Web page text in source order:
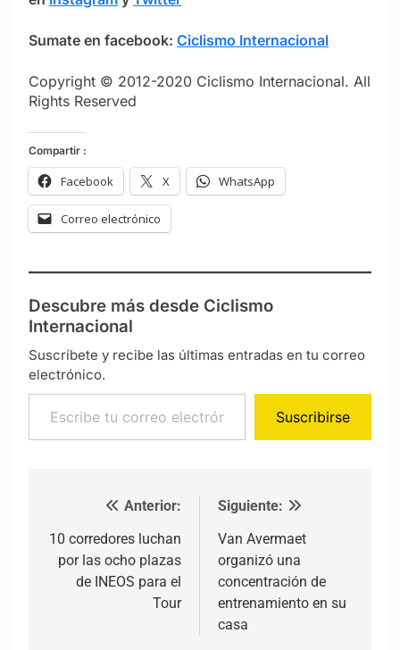
Sumate en facebook: Ciclismo Internacional
Copyright © 2012-2020 Ciclismo Internacional. All
Rights Reserved
Compartir :
Facebook X WhatsApp
Correo electrónico
Descubre más desde Ciclismo
Internacional
Suscríbete y recibe las últimas entradas en tu correo
electrónico.
Escribe tu correo electrónico…
Suscribirse
Navegación de entradas
Anterior:
10 corredores luchan
por las ocho plazas
de INEOS para el
Tour
Siguiente:
Van Avermaet
organizó una
concentración de
entrenamiento en su
casa